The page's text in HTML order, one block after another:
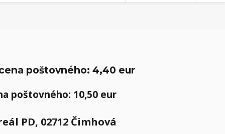
poštovného: 4,40 eur
poštovného: 10,50 eur
PD, 02712 Čimhová